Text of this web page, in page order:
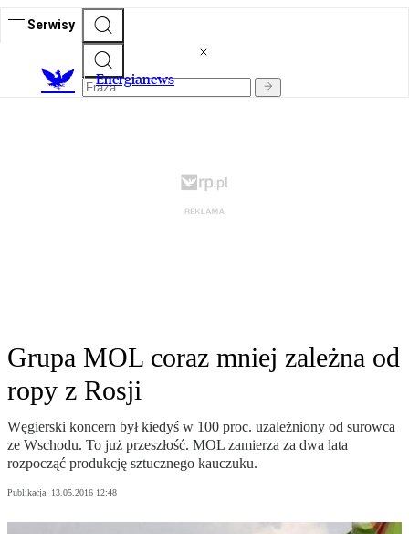
Serwisy
Energianews
Grupa MOL coraz mniej zależna od
ropy z Rosji
Węgierski koncern był kiedyś w 100 proc. uzależniony od surowca
ze Wschodu. To już przeszłość. MOL zamierza za dwa lata
rozpocząć produkcję sztucznego kauczuku.
Publikacja: 13.05.2016 12:48